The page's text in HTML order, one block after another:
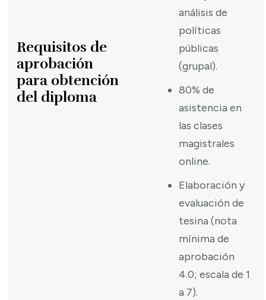
Requisitos de
aprobación
para obtención
del diploma
análisis de
políticas
públicas
(grupal).
80% de
asistencia en
las clases
magistrales
online.
Elaboración y
evaluación de
tesina (nota
mínima de
aprobación
4.0; escala de 1
a 7).